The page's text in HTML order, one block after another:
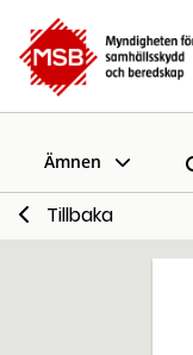
Ämnen
Tillbaka